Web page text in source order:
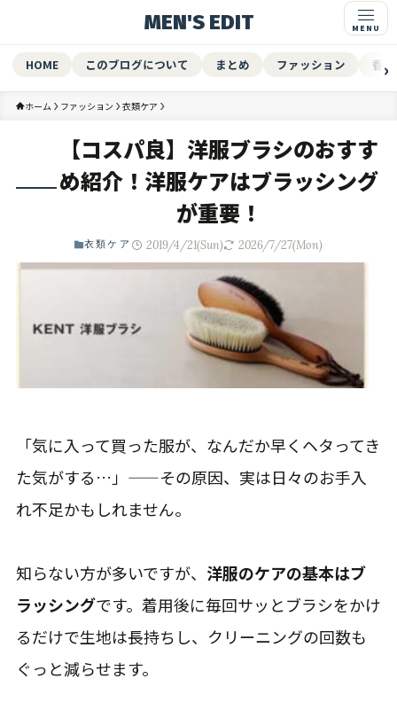
MEN'S EDIT
HOME このブログについて まとめ ファッション 香水
ホーム ファッション 衣類ケア
【コスパ良】洋服ブラシのおすす
め紹介！洋服ケアはブラッシング
が重要！
衣類ケア 2019/4/21(Sun) 2026/7/27(Mon)
「気に入って買った服が、なんだか早くヘタってき
た気がする…」——その原因、実は日々のお手入
れ不足かもしれません。
知らない方が多いですが、 洋服のケアの基本はブ
ラッシングです。着用後に毎回サッとブラシをかけ
るだけで生地は長持ちし、クリーニングの回数も
ぐっと減らせます。